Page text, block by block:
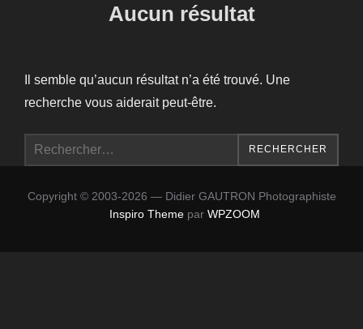
Aucun résultat
Il semble qu’aucun résultat n’a été trouvé. Une
recherche vous aiderait peut-être.
Recherche
pour :
RECHERCHER
Copyright © 2003-2026 — Didier GAUTRON Photographiste
Inspiro Theme par WPZOOM